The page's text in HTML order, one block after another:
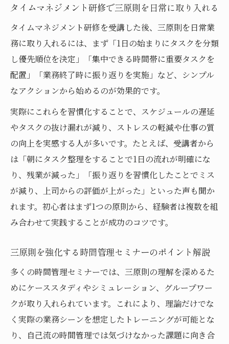
タイムマネジメント研修で三原則を日常に取り入れる
タイムマネジメント研修を受講した後、三原則を日常業
務に取り入れるには、まず「1日の始まりにタスクを分類
し優先順位を決定」「集中できる時間帯に重要タスクを
配置」「業務終了時に振り返りを実施」など、シンプル
なアクションから始めるのが効果的です。
実際にこれらを習慣化することで、スケジュールの遅延
やタスクの抜け漏れが減り、ストレスの軽減や仕事の質
の向上を実感する人が多いです。たとえば、受講者から
は「朝にタスク整理をすることで1日の流れが明確にな
り、残業が減った」「振り返りを習慣化したことでミス
が減り、上司からの評価が上がった」といった声も聞か
れます。初心者はまず1つの原則から、経験者は複数を組
み合わせて実践することが成功のコツです。
三原則を強化する時間管理セミナーのポイント解説
多くの時間管理セミナーでは、三原則の理解を深めるた
めにケーススタディやシミュレーション、グループワー
クが取り入れられています。これにより、理論だけでな
く実際の業務シーンを想定したトレーニングが可能とな
り、自己流の時間管理では気づけなかった課題に向き合